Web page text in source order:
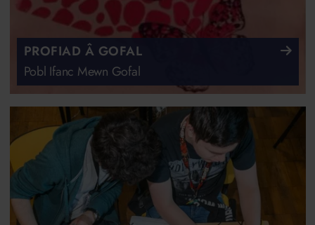
PROFIAD Â GOFAL
Pobl Ifanc Mewn Gofal